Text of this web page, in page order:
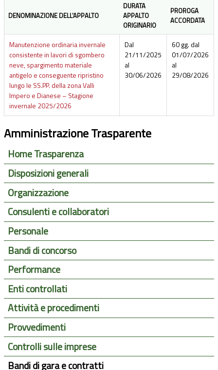
DENOMINAZIONE DELL'APPALTO
DURATA
APPALTO
ORIGINARIO
PROROGA
ACCORDATA
Manutenzione ordinaria invernale
consistente in lavori di sgombero
neve, spargimento materiale
antigelo e conseguente ripristino
lungo le SS.PP. della zona Valli
Impero e Dianese – Stagione
invernale 2025/2026
Dal
21/11/2025
al
30/06/2026
60 gg. dal
01/07/2026
al
29/08/2026
Amministrazione Trasparente
Home Trasparenza
Disposizioni generali
Organizzazione
Consulenti e collaboratori
Personale
Bandi di concorso
Performance
Enti controllati
Attività e procedimenti
Provvedimenti
Controlli sulle imprese
Bandi di gara e contratti